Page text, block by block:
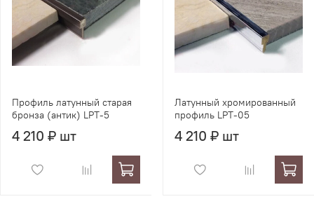
Профиль латунный старая
бронза (антик) LPT-5
4 210 ₽ шт
Латунный хромированный
профиль LPT-05
4 210 ₽ шт